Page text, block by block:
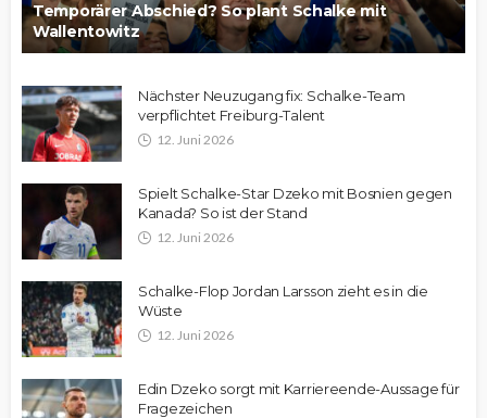
Temporärer Abschied? So plant Schalke mit
Wallentowitz
Nächster Neuzugang fix: Schalke-Team
verpflichtet Freiburg-Talent
12. Juni 2026
Spielt Schalke-Star Dzeko mit Bosnien gegen
Kanada? So ist der Stand
12. Juni 2026
Schalke-Flop Jordan Larsson zieht es in die
Wüste
12. Juni 2026
Edin Dzeko sorgt mit Karriereende-Aussage für
Fragezeichen